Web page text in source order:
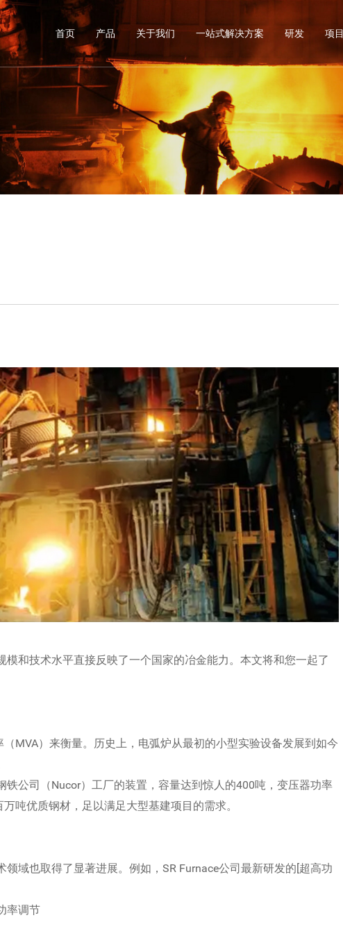
首页 产品 关于我们 一站式解决方案 研发 项目
和技术水平直接反映了一个国家的冶金能力。本文将和您一起了
MVA）来衡量。历史上，电弧炉从最初的小型实验设备发展到如今
公司（Nucor）工厂的装置，容量达到惊人的400吨，变压器功率
吨优质钢材，足以满足大型基建项目的需求。
域也取得了显著进展。例如，SR Furnace公司最新研发的[超高功
率调节